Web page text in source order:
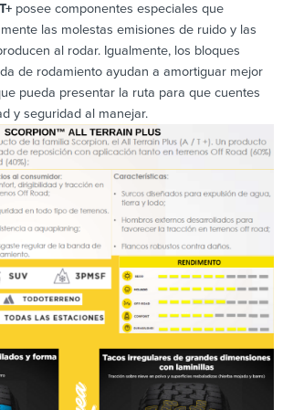
posee componentes especiales que
las molestas emisiones de ruido y las
al rodar. Igualmente, los bloques
de rodamiento ayudan a amortiguar mejor
pueda presentar la ruta para que cuentes
y seguridad al manejar.